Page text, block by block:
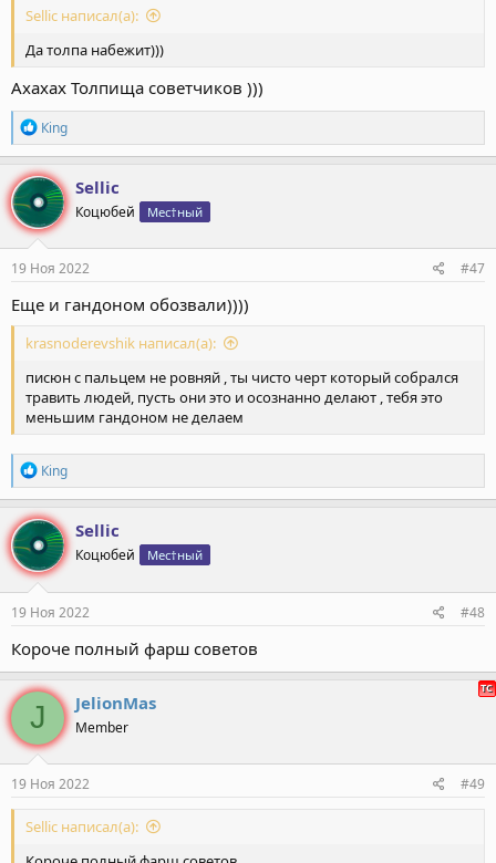
Sellic написал(а):
Да толпа набежит)))
Ахахах Толпища советчиков )))
Р
е
а
к
ц
и
и
:
Кing
Sellic
Коцюбей Мес†ный
19 Ноя 2022 #47
Еще и гандоном обозвали))))
krasnoderevshik написал(а):
писюн с пальцем не ровняй , ты чисто черт который собрался
травить людей, пусть они это и осознанно делают , тебя это
меньшим гандоном не делаем
Р
е
а
к
ц
и
и
:
Кing
Sellic
Коцюбей Мес†ный
19 Ноя 2022 #48
Короче полный фарш советов
J JelionMas
Member
19 Ноя 2022 #49
Sellic написал(а):